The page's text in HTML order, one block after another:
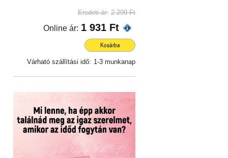
Eredeti ár: 2 299 Ft
Online ár: 1 931 Ft
Kosárba
Várható szállítási idő: 1-3 munkanap